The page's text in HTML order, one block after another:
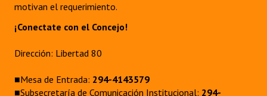
motivan el requerimiento.
¡Conectate con el Concejo!
Dirección: Libertad 80
■Mesa de Entrada: 294-4143579
■Subsecretaría de Comunicación Institucional: 294-